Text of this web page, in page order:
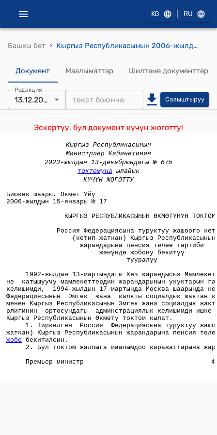
KG RU
Башкы бет › Кыргыз Республикасынын 2006-жылдын 15-январындагы, № 17 "Россия Федерациясына туруктуу жашоого кеткен (кетип жаткан) Кыргыз Республикасынын жарандарына пенсия төлөө тартиби жөнүндө жобону бекитүү тууралуу" токтому
Документ Маалыматтар Шилтеме документтер
Редакция
13.12.2023 Салыштыруу
Эскертүү, бул документ күчүн жоготту!